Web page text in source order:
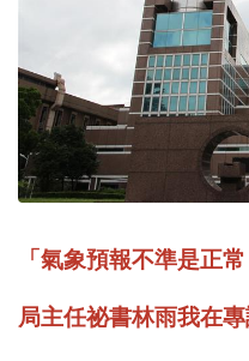
「氣象預報不準是正
局主任祕書林雨我在